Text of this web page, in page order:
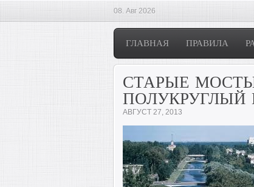
08. Авг 2026
ГЛАВНАЯ ПРАВИЛА
СТАРЫЕ
АВГУСТ 27, 2013